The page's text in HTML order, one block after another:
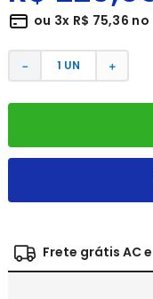
ou 3x R$ 75,36
＋
－
Frete grátis AC